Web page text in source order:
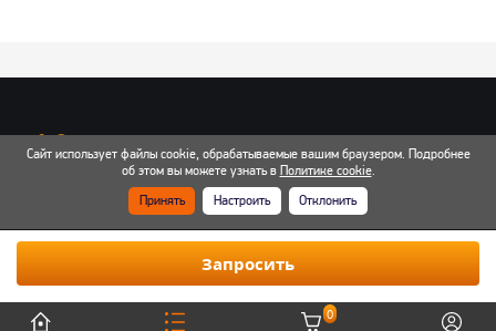
Запросить
0
info@mixtcar.ru
Почта для связи
Все контакты
Сайт использует файлы cookie, обрабатываемые вашим браузером. Подробнее
об этом вы можете узнать в Политике cookie.
Принять
Настроить Отклонить